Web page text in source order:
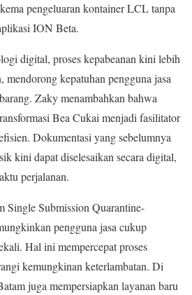
pengeluaran kontainer LCL tanpa
ION Beta.
digital, proses kepabeanan kini lebih
mendorong kepatuhan pengguna jasa
Zaky menambahkan bahwa
Bea Cukai menjadi fasilitator
Dokumentasi yang sebelumnya
kini dapat diselesaikan secara digital,
perjalanan.
Single Submission Quarantine-
pengguna jasa cukup
Hal ini mempercepat proses
kemungkinan keterlambatan. Di
juga mempersiapkan layanan baru